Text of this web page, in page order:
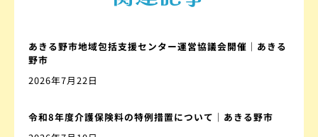
あきる野市地域包括支援センター運営協議会開催｜あきる
野市
2026年7月22日
令和8年度介護保険料の特例措置について｜あきる野市